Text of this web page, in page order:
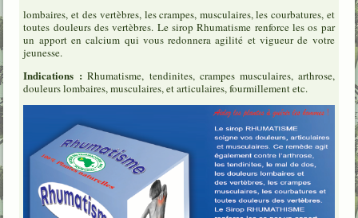
lombaires, et des vertèbres, les crampes, musculaires, les courbatures, et
toutes douleurs des vertèbres. Le sirop Rhumatisme renforce les os par
un apport en calcium qui vous redonnera agilité et vigueur de votre
jeunesse.
Indications : Rhumatisme, tendinites, crampes musculaires, arthrose,
douleurs lombaires, musculaires, et articulaires, fourmillement etc.